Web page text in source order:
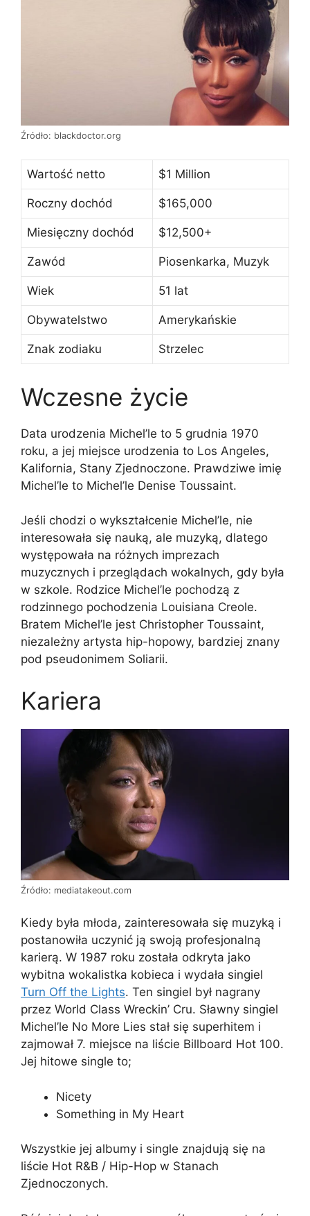
Źródło: blackdoctor.org
Wartość netto $1 Million
Roczny dochód $165,000
Miesięczny dochód $12,500+
Zawód Piosenkarka, Muzyk
Wiek 51 lat
Obywatelstwo Amerykańskie
Znak zodiaku Strzelec
Wczesne życie
Data urodzenia Michel’le to 5 grudnia 1970
roku, a jej miejsce urodzenia to Los Angeles,
Kalifornia, Stany Zjednoczone. Prawdziwe imię
Michel’le to Michel’le Denise Toussaint.
Jeśli chodzi o wykształcenie Michel’le, nie
interesowała się nauką, ale muzyką, dlatego
występowała na różnych imprezach
muzycznych i przeglądach wokalnych, gdy była
w szkole. Rodzice Michel’le pochodzą z
rodzinnego pochodzenia Louisiana Creole.
Bratem Michel’le jest Christopher Toussaint,
niezależny artysta hip-hopowy, bardziej znany
pod pseudonimem Soliarii.
Kariera
Źródło: mediatakeout.com
Kiedy była młoda, zainteresowała się muzyką i
postanowiła uczynić ją swoją profesjonalną
karierą. W 1987 roku została odkryta jako
wybitna wokalistka kobieca i wydała singiel
Turn Off the Lights. Ten singiel był nagrany
przez World Class Wreckin’ Cru. Sławny singiel
Michel’le No More Lies stał się superhitem i
zajmował 7. miejsce na liście Billboard Hot 100.
Jej hitowe single to;
Nicety
Something in My Heart
Wszystkie jej albumy i single znajdują się na
liście Hot R&B / Hip-Hop w Stanach
Zjednoczonych.